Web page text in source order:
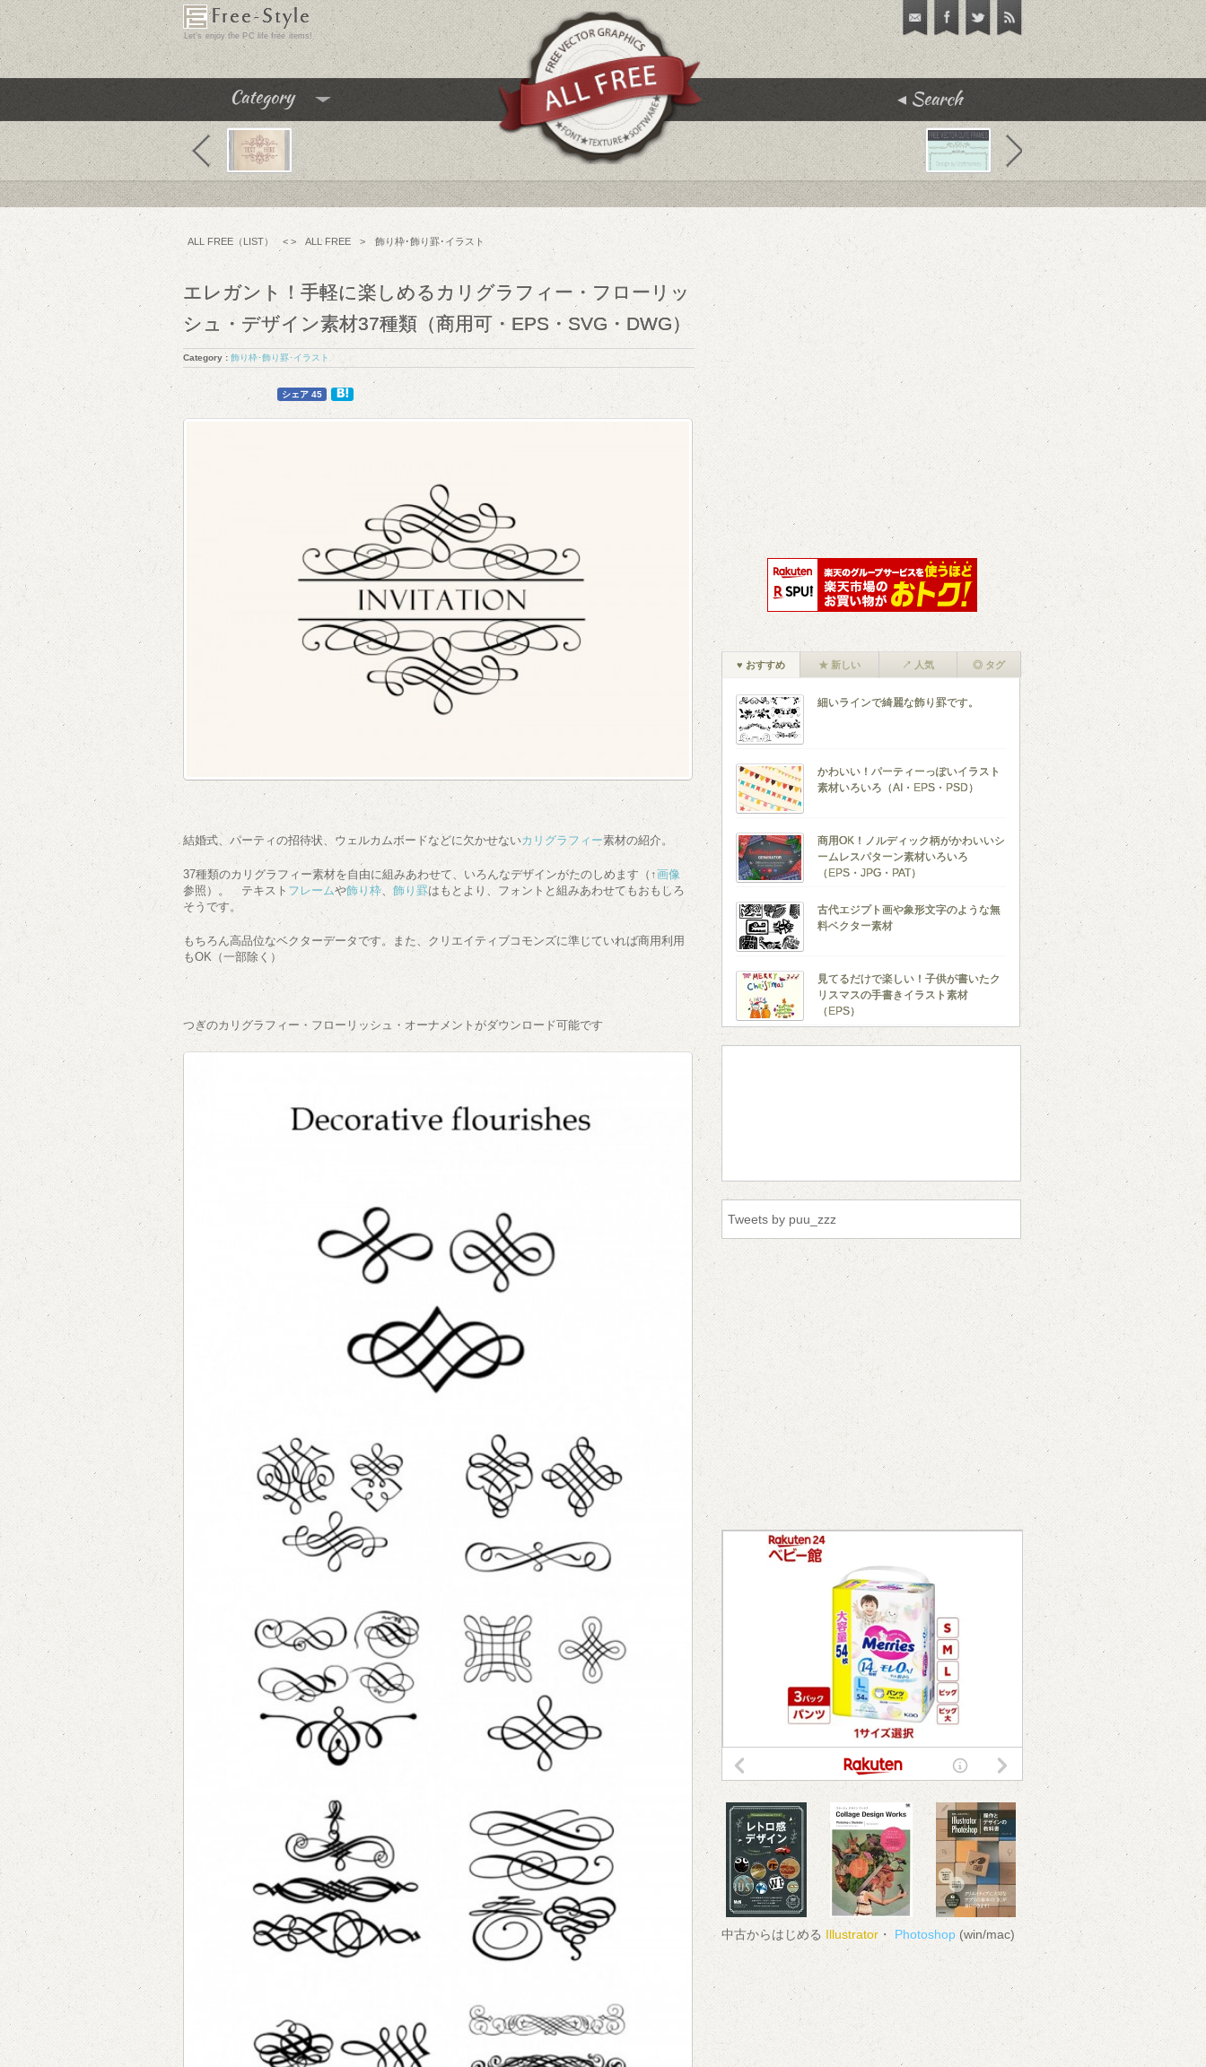
Free-Style
Let's enjoy the PC life free items!
Category
飾り枠･飾り罫･イラスト
テクスチャ･パターン
フリーフォント
アイコン
チュートリアル
フリーソフト
PC便利機能
WEBテンプレート･テーマ
Search
ALL FREE（LIST） < > ALL FREE > 飾り枠･飾り罫･イラスト
エレガント！手軽に楽しめるカリグラフィー・フローリッ
シュ・デザイン素材37種類（商用可・EPS・SVG・DWG）
Category : 飾り枠･飾り罫･イラスト
シェア 45
結婚式、パーティの招待状、ウェルカムボードなどに欠かせないカリグラフィー素材の紹介。
37種類のカリグラフィー素材を自由に組みあわせて、いろんなデザインがたのしめます（↑画像
参照）。 テキスト フレームや飾り枠 飾り罫はもとより、フォントと組みあわせてもおもしろ
そうです。
もちろん高品位なベクターデータです。また、クリエイティブコモンズに準じていれば商用利用
もOK（一部除く）
つぎのカリグラフィー・フローリッシュ・オーナメントがダウンロード可能です
♥ おすすめ ★ 新しい ↗ 人気 ◎ タグ
細いラインで綺麗な飾り罫です。
かわいい！パーティーっぽいイラスト
素材いろいろ（AI・EPS・PSD）
商用OK！ノルディック柄がかわいいシ
ームレスパターン素材いろいろ
（EPS・JPG・PAT）
古代エジプト画や象形文字のような無
料ベクター素材
見てるだけで楽しい！子供が書いたク
リスマスの手書きイラスト素材
（EPS）
Tweets by puu_zzz
中古からはじめる Illustrator ・ Photoshop (win/mac)